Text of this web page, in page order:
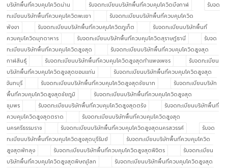
บริษัทพื้นที่ควบคุมโควิดน่าน
รับจดทะเบียนบริษัทพื้นที่ควบคุมโควิดบึงกาฬ
รับจด
ทะเบียนบริษัทพื้นที่ควบคุมโควิดพะเยา
รับจดทะเบียนบริษัทพื้นที่ควบคุมโควิด
พังงา
รับจดทะเบียนบริษัทพื้นที่ควบคุมโควิดภูเก็ต
รับจดทะเบียนบริษัทพื้นที่
ควบคุมโควิดมุกดาหาร
รับจดทะเบียนบริษัทพื้นที่ควบคุมโควิดสุราษฎ์ธานี
รับจด
ทะเบียนบริษัทพื้นที่ควบคุมโควิดสูงสุด
รับจดทะเบียนบริษัทพื้นที่ควบคุมโควิดสูงสุด
กาฬสินธุ์
รับจดทะเบียนบริษัทพื้นที่ควบคุมโควิดสูงสุดกำแพงเพชร
รับจดทะเบียน
บริษัทพื้นที่ควบคุมโควิดสูงสุดขอนแก่น
รับจดทะเบียนบริษัทพื้นที่ควบคุมโควิดสูงสุด
จันทบุรี
รับจดทะเบียนบริษัทพื้นที่ควบคุมโควิดสูงสุดชัยนาท
รับจดทะเบียนบริษัท
พื้นที่ควบคุมโควิดสูงสุดชัยภูมิ
รับจดทะเบียนบริษัทพื้นที่ควบคุมโควิดสูงสุด
ชุมพร
รับจดทะเบียนบริษัทพื้นที่ควบคุมโควิดสูงสุดตรัง
รับจดทะเบียนบริษัทพื้นที่
ควบคุมโควิดสูงสุดตราด
รับจดทะเบียนบริษัทพื้นที่ควบคุมโควิดสูงสุด
นครศรีธรรมราช
รับจดทะเบียนบริษัทพื้นที่ควบคุมโควิดสูงสุดนครสวรรค์
รับจด
ทะเบียนบริษัทพื้นที่ควบคุมโควิดสูงสุดบุรีรัมย์
รับจดทะเบียนบริษัทพื้นที่ควบคุมโควิด
สูงสุดพัทลุง
รับจดทะเบียนบริษัทพื้นที่ควบคุมโควิดสูงสุดพิจิตร
รับจดทะเบียน
บริษัทพื้นที่ควบคุมโควิดสูงสุดพิษณุโลก
รับจดทะเบียนบริษัทพื้นที่ควบคุมโควิดสูงสุด